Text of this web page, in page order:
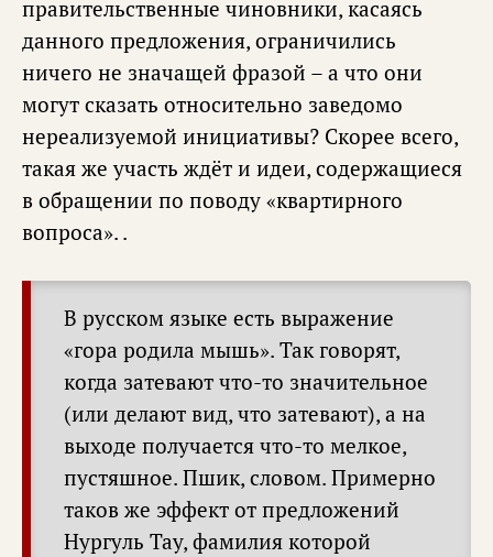
правительственные чиновники, касаясь
данного предложения, ограничились
ничего не значащей фразой – а что они
могут сказать относительно заведомо
нереализуемой инициативы? Скорее всего,
такая же участь ждёт и идеи, содержащиеся
в обращении по поводу «квартирного
вопроса». .
В русском языке есть выражение
«гора родила мышь». Так говорят,
когда затевают что-то значительное
(или делают вид, что затевают), а на
выходе получается что-то мелкое,
пустяшное. Пшик, словом. Примерно
таков же эффект от предложений
Нургуль Тау, фамилия которой